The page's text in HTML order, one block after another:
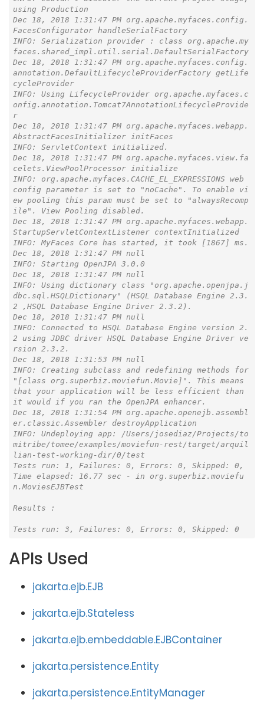
using Production
Dec 18, 2018 1:31:47 PM org.apache.myfaces.config.
FacesConfigurator handleSerialFactory
INFO: Serialization provider : class org.apache.my
faces.shared_impl.util.serial.DefaultSerialFactory
Dec 18, 2018 1:31:47 PM org.apache.myfaces.config.
annotation.DefaultLifecycleProviderFactory getLife
cycleProvider
INFO: Using LifecycleProvider org.apache.myfaces.c
onfig.annotation.Tomcat7AnnotationLifecycleProvide
r
Dec 18, 2018 1:31:47 PM org.apache.myfaces.webapp.
AbstractFacesInitializer initFaces
INFO: ServletContext initialized.
Dec 18, 2018 1:31:47 PM org.apache.myfaces.view.fa
celets.ViewPoolProcessor initialize
INFO: org.apache.myfaces.CACHE_EL_EXPRESSIONS web
config parameter is set to "noCache". To enable vi
ew pooling this param must be set to "alwaysRecomp
ile". View Pooling disabled.
Dec 18, 2018 1:31:47 PM org.apache.myfaces.webapp.
StartupServletContextListener contextInitialized
INFO: MyFaces Core has started, it took [1867] ms.
Dec 18, 2018 1:31:47 PM null
INFO: Starting OpenJPA 3.0.0
Dec 18, 2018 1:31:47 PM null
INFO: Using dictionary class "org.apache.openjpa.j
dbc.sql.HSQLDictionary" (HSQL Database Engine 2.3.
2 ,HSQL Database Engine Driver 2.3.2).
Dec 18, 2018 1:31:47 PM null
INFO: Connected to HSQL Database Engine version 2.
2 using JDBC driver HSQL Database Engine Driver ve
rsion 2.3.2.
Dec 18, 2018 1:31:53 PM null
INFO: Creating subclass and redefining methods for
"[class org.superbiz.moviefun.Movie]". This means
that your application will be less efficient than
it would if you ran the OpenJPA enhancer.
Dec 18, 2018 1:31:54 PM org.apache.openejb.assembl
er.classic.Assembler destroyApplication
INFO: Undeploying app: /Users/josediaz/Projects/to
mitribe/tomee/examples/moviefun-rest/target/arquil
lian-test-working-dir/0/test
Tests run: 1, Failures: 0, Errors: 0, Skipped: 0,
Time elapsed: 16.77 sec - in org.superbiz.moviefu
n.MoviesEJBTest
Results :
Tests run: 3, Failures: 0, Errors: 0, Skipped: 0
APIs Used
jakarta.ejb.EJB
jakarta.ejb.Stateless
jakarta.ejb.embeddable.EJBContainer
jakarta.persistence.Entity
jakarta.persistence.EntityManager